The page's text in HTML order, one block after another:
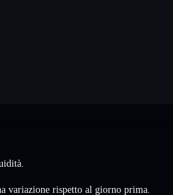
variazione rispetto al giorno prima.